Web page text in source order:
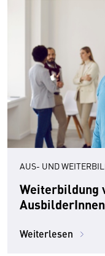
AUS- UND
Weiterbildung
AusbilderInnen
Weiterlesen